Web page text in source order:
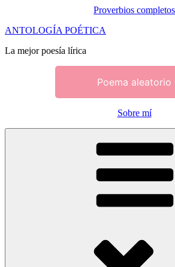
Proverbios completos
Saltar
contenido
ANTOLOGÍA POÉTICA
La mejor poesía lírica
Poema aleatorio
Sobre mí